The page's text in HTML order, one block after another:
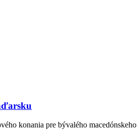
konania pre bývalého macedónskeho